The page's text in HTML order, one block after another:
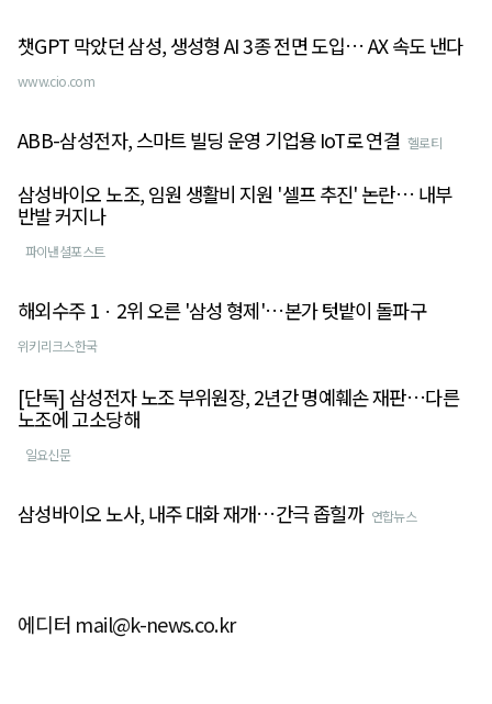
챗GPT 막았던 삼성, 생성형 AI 3종 전면 도입… AX 속도 낸다
www.cio.com
ABB-삼성전자, 스마트 빌딩 운영 기업용 IoT로 연결 헬로티
삼성바이오 노조, 임원 생활비 지원 '셀프 추진' 논란… 내부
반발 커지나
파이낸셜포스트
해외수주 1ㆍ2위 오른 '삼성 형제'…본가 텃밭이 돌파구
위키리크스한국
[단독] 삼성전자 노조 부위원장, 2년간 명예훼손 재판…다른
노조에 고소당해
일요신문
삼성바이오 노사, 내주 대화 재개…간극 좁힐까 연합뉴스
에디터 mail@k-news.co.kr